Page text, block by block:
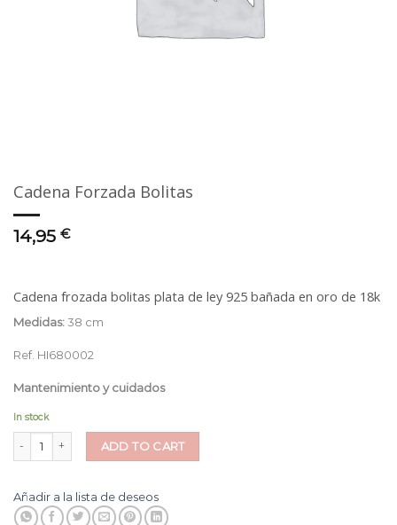
Cadena Forzada Bolitas
14,95 €
Cadena frozada bolitas plata de ley 925 bañada en oro de 18k
Medidas:38 cm
Ref. HI680002
Mantenimiento y cuidados
In stock
Cadena Forzada Bolitas quantity
ADD TO CART
Añadir a la lista de deseos